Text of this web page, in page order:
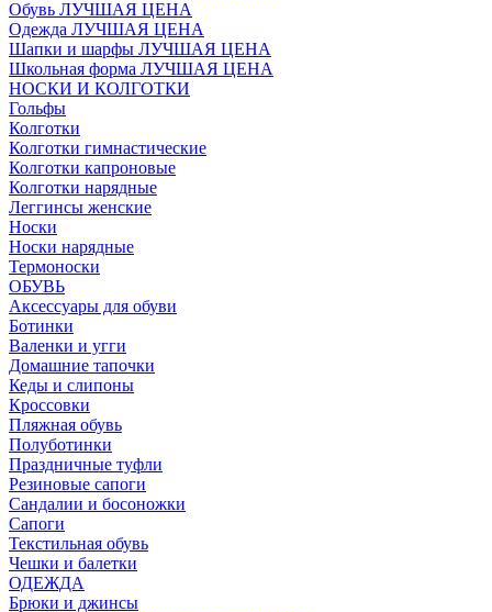
Обувь ЛУЧШАЯ ЦЕНА
Одежда ЛУЧШАЯ ЦЕНА
Шапки и шарфы ЛУЧШАЯ ЦЕНА
Школьная форма ЛУЧШАЯ ЦЕНА
НОСКИ И КОЛГОТКИ
Гольфы
Колготки
Колготки гимнастические
Колготки капроновые
Колготки нарядные
Леггинсы женские
Носки
Носки нарядные
Термоноски
ОБУВЬ
Аксессуары для обуви
Ботинки
Валенки и угги
Домашние тапочки
Кеды и слипоны
Кроссовки
Пляжная обувь
Полуботинки
Праздничные туфли
Резиновые сапоги
Сандалии и босоножки
Сапоги
Текстильная обувь
Чешки и балетки
ОДЕЖДА
Брюки и джинсы